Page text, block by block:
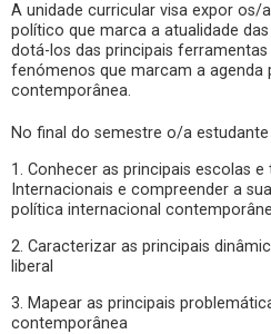
A unidade curricular visa expor os/
político que marca a atualidade
dotá-los das principais
fenómenos que marcam a agenda
contemporânea.
No final do semestre o/a
1. Conhecer as principais escolas
Internacionais e compreender a
política internacional
2. Caracterizar as principais
liberal
3. Mapear as principais
contemporânea